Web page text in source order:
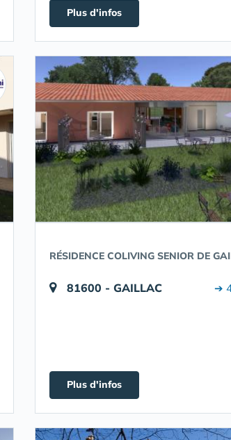
Plus d'infos
RÉSIDENCE COLIVING SENIOR DE
81600 - GAILLAC ➔
Plus d'infos